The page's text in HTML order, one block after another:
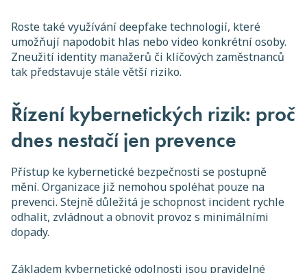
Roste také využívání deepfake technologií, které
umožňují napodobit hlas nebo video konkrétní osoby.
Zneužití identity manažerů či klíčových zaměstnanců
tak představuje stále větší riziko.
Řízení kybernetických rizik: proč
dnes nestačí jen prevence
Přístup ke kybernetické bezpečnosti se postupně
mění. Organizace již nemohou spoléhat pouze na
prevenci. Stejně důležitá je schopnost incident rychle
odhalit, zvládnout a obnovit provoz s minimálními
dopady.
Základem kybernetické odolnosti jsou pravidelné